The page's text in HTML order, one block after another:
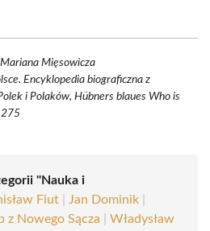
Mięsowicza
Encyklopedia biograficzna z
i Polaków, Hübners blaues Who is
"Nauka i
Fiut Jan Dominik
z Nowego Sącza
Władysław